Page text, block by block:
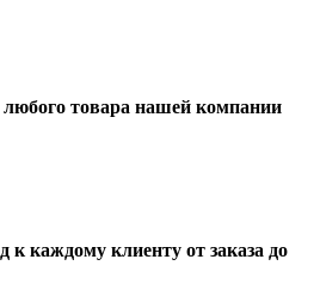
товара нашей компании
каждому клиенту от заказа до